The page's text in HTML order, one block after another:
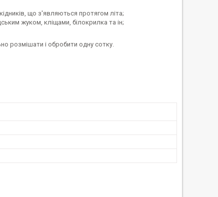
що з'являються протягом літа;
жуком, кліщами, білокрилка та ін;
розмішати і обробити одну сотку.